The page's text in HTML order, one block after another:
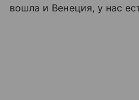
вошла и Венеция, у нас